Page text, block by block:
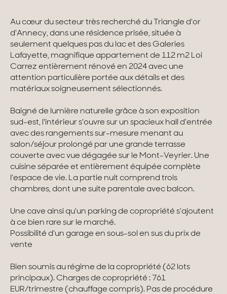
Nos collections
Propriétés de caractère
Villas modernes
Chalets
Maisons & appartements avec vues
Maisons de ville
Maisons de campagne
Domaines
Tous nos biens
Au cœur du secteur très recherché du Triangle d'or
d'Annecy, dans une résidence prisée, située à
seulement quelques pas du lac et des Galeries
Lafayette, magnifique appartement de 112 m2 Loi
Carrez entièrement rénové en 2024 avec une
attention particulière portée aux détails et des
matériaux soigneusement sélectionnés.
Baigné de lumière naturelle grâce à son exposition
sud-est, l'intérieur s'ouvre sur un spacieux hall d'entrée
avec des rangements sur-mesure menant au
salon/séjour prolongé par une grande terrasse
couverte avec vue dégagée sur le Mont-Veyrier. Une
cuisine séparée et entièrement équipée complète
l'espace de vie. La partie nuit comprend trois
chambres, dont une suite parentale avec balcon.
Une cave ainsi qu'un parking de copropriété s'ajoutent
à ce bien rare sur le marché.
Possibilité d'un garage en sous-sol en sus du prix de
vente
Bien soumis au régime de la copropriété (62 lots
principaux). Charges de copropriété : 761
EUR/trimestre (chauffage compris). Pas de procédure